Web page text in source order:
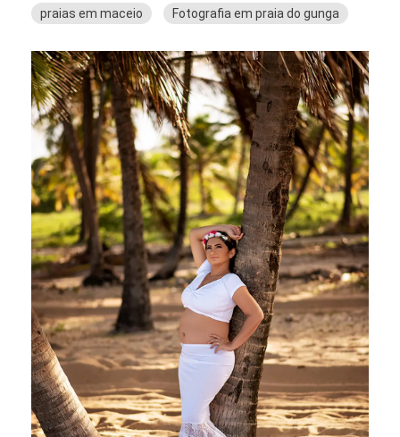
praias em maceio Fotografia em praia do gunga